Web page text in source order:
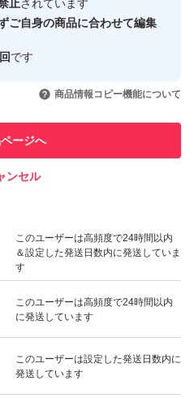
心・安全なユーザーです
引を完了させた実績があります
での取引実績があります
このユーザーは高頻度で24時間以内
＆設定した発送日数内に発送していま
す
このユーザーは高頻度で24時間以内
に発送しています
このユーザーは設定した発送日数内に
発送しています
止されています
ご自身の商品に合わせて編集
です
商品情報コピー機能について
ージへ
ンセル
いいね！
90,000